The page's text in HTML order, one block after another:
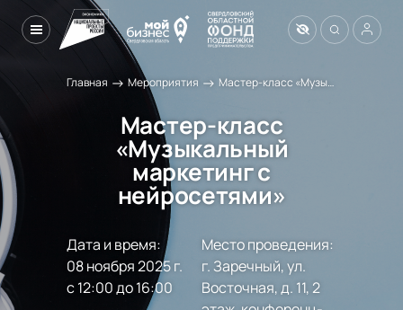
Главная → Мероприятия → Мастер-класс «Музыкальный маркетинг с нейросетями»
Мастер-класс
«Музыкальный
маркетинг с
нейросетями»
Дата и время:
08 ноября 2025 г.
с 12:00 до 16:00
Место проведения:
г. Заречный, ул.
Восточная, д. 11, 2